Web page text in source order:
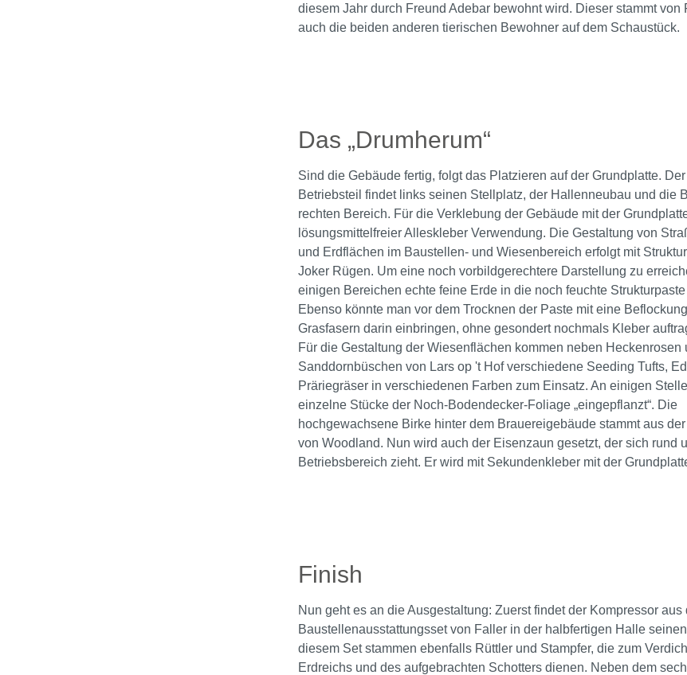
diesem Jahr durch Freund Adebar bewohnt wird. Dieser stammt von
auch die beiden anderen tierischen Bewohner auf dem Schaustück.
Das „Drumherum“
Sind die Gebäude fertig, folgt das Platzieren auf der Grundplatte.
Betriebsteil findet links seinen Stellplatz, der Hallenneubau und die
rechten Bereich. Für die Verklebung der Gebäude mit der
lösungsmittelfreier Alleskleber Verwendung. Die Gestaltung von
und Erdflächen im Baustellen- und Wiesenbereich erfolgt mit
Joker Rügen. Um eine noch vorbildgerechtere Darstellung zu
einigen Bereichen echte feine Erde in die noch feuchte
Ebenso könnte man vor dem Trocknen der Paste mit eine
Grasfasern darin einbringen, ohne gesondert nochmals Kleber
Für die Gestaltung der Wiesenflächen kommen neben Heckenrosen
Sanddornbüschen von Lars op 't Hof verschiedene Seeding Tufts,
Präriegräser in verschiedenen Farben zum Einsatz. An einigen
einzelne Stücke der Noch-Bodendecker-Foliage „eingepflanzt“. Die
hochgewachsene Birke hinter dem Brauereigebäude stammt aus
von Woodland. Nun wird auch der Eisenzaun gesetzt, der sich rund
Betriebsbereich zieht. Er wird mit Sekundenkleber mit der
Finish
Nun geht es an die Ausgestaltung: Zuerst findet der Kompressor aus
Baustellenausstattungsset von Faller in der halbfertigen Halle
diesem Set stammen ebenfalls Rüttler und Stampfer, die zum
Erdreichs und des aufgebrachten Schotters dienen. Neben dem